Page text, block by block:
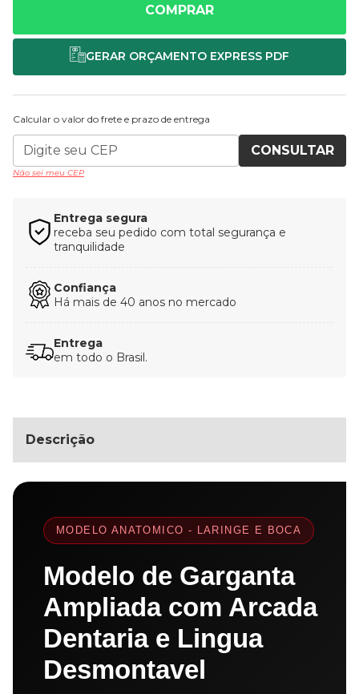
COMPRAR
Calcular o valor do frete e prazo de entrega
CONSULTAR
Não sei meu CEP
Entrega segura
receba seu pedido com total segurança e
tranquilidade
Confiança
Há mais de 40 anos no mercado
Entrega
em todo o Brasil.
Descrição
MODELO ANATOMICO - LARINGE E BOCA
Modelo de Garganta
Ampliada com Arcada
Dentaria e Lingua
Desmontavel